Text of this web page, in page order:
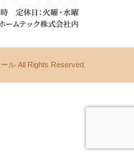
ル All Rights Reserved.